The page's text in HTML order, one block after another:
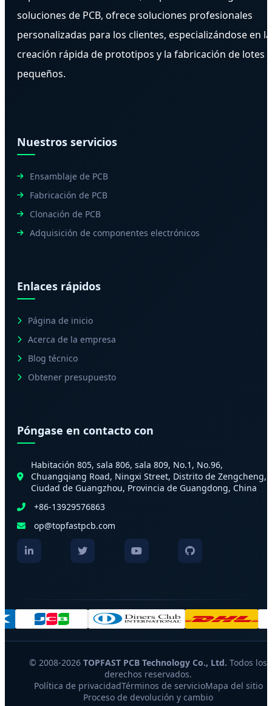
soluciones de PCB, ofrece soluciones profesionales
personalizadas para los clientes, especializándose en la
creación rápida de prototipos y la fabricación de lotes
pequeños.
Nuestros servicios
Ensamblaje de PCB
Fabricación de PCB
Clonación de PCB
Adquisición de componentes electrónicos
Enlaces rápidos
Página de inicio
Acerca de la empresa
Blog técnico
Obtener presupuesto
Póngase en contacto con
Habitación 805, sala 806, sala 809, No.1, No.96,
Chuangqiang Road, Ningxi Street, Distrito de Zengcheng,
Ciudad de Guangzhou, Provincia de Guangdong, China
+86-13929576863
op@topfastpcb.com
© 2008-2026 TOPFAST PCB Technology Co., Ltd. Todos los
derechos reservados.
Política de privacidadTérminos de servicioMapa del sitio
Proceso de devolución y cambio